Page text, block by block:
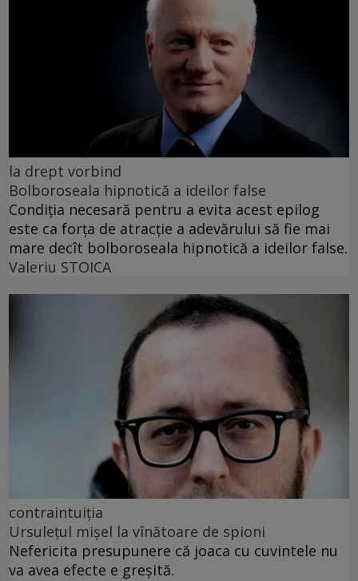
la drept vorbind
Bolboroseala hipnotică a ideilor false
Condiția necesară pentru a evita acest epilog
este ca forța de atracție a adevărului să fie mai
mare decît bolboroseala hipnotică a ideilor false.
Valeriu STOICA
contraintuiția
Ursulețul mișel la vînătoare de spioni
Nefericita presupunere că joaca cu cuvintele nu
va avea efecte e greșită.